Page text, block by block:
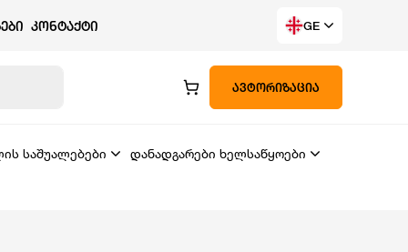
ᲙᲝᲜᲢᲐᲥᲢᲘ GE
ᲐᲕᲢᲝᲠᲘᲖᲐᲪᲘᲐ
საშუალებები
დანადგარები ხელსაწყოები